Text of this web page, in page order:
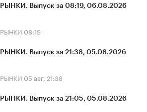
РЫНКИ. Выпуск за 08:19, 06.08.2026
РЫНКИ 08:19
РЫНКИ. Выпуск за 21:38, 05.08.2026
РЫНКИ 05 авг, 21:38
РЫНКИ. Выпуск за 21:05, 05.08.2026